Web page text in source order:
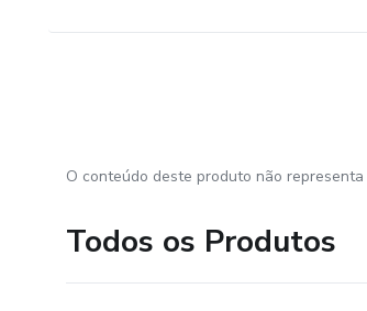
O conteúdo deste produto não
Todos os Produtos